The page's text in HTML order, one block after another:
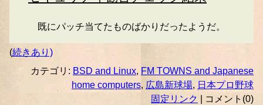
既にパッチ当てたものばかりだったようだ。
(続きあり)
カテゴリ: BSD and Linux, FM TOWNS and Japanese
home computers, 広島新球場, 日本プロ野球
固定リンク
| コメント(0)